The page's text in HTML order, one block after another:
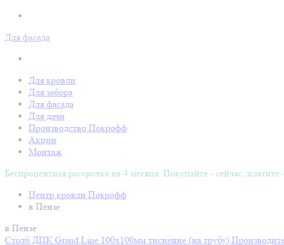
Для фасада
Для кровли
Для забора
Для фасада
Для дачи
Производство Покрофф
Акции
Монтаж
Беспроцентная рассрочка на 4 месяца. Покупайте - сейчас, платите
Центр кровли Покрофф
в Пензе
в Пензе
Столб ДПК Grand Line 100х100мм тиснение (на трубу)